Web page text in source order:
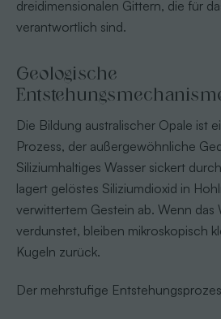
dreidimensionalen Gittern, die für
verantwortlich sind.
Geologische
Die Bildung australischer Opale ist
Prozess, der außergewöhnliche
Siliziumhaltiges Wasser sickert
lagert gelöstes Siliziumdioxid in
verwittertem Gestein ab. Wenn das
verdunstet, bleiben mikroskopisch
Kugeln zurück.
Der mehrstufige